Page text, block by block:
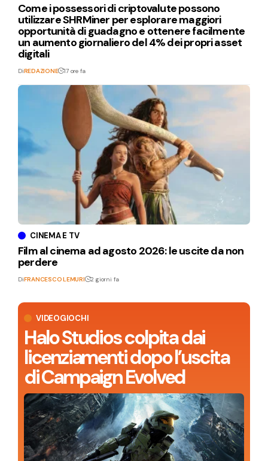
VIDEOGIOCHI
Halo Studios colpita dai
licenziamenti dopo l’uscita
di Campaign Evolved
Come i possessori di criptovalute possono
utilizzare SHRMiner per esplorare maggiori
opportunità di guadagno e ottenere facilmente
un aumento giornaliero del 4% dei propri asset
digitali
DiREDAZIONE 17 ore fa
CINEMA E TV
Film al cinema ad agosto 2026: le uscite da non
perdere
DiFRANCESCO LEMURI 2 giorni fa